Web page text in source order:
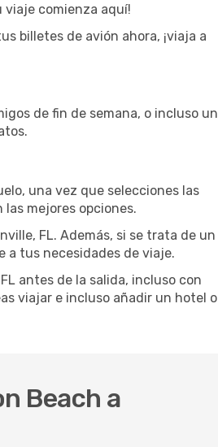
viaje comienza aquí!
billetes de avión ahora, ¡viaja a
de fin de semana, o incluso un
una vez que selecciones las
mejores opciones.
FL. Además, si se trata de un
a tus necesidades de viaje.
antes de la salida, incluso con
viajar e incluso añadir un hotel o
Beach a